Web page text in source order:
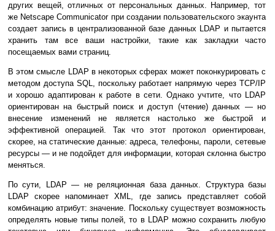
других вещей, отличных от персональных данных. Например, тот
же Netscape Communicator при создании пользовательского экаунта
создает запись в централизованной базе данных LDAP и пытается
хранить там все ваши настройки, такие как закладки часто
посещаемых вами страниц.
В этом смысле LDAP в некоторых сферах может поконкурировать с
методом доступа SQL, поскольку работает напрямую через TCP/IP
и хорошо адаптирован к работе в сети. Однако учтите, что LDAP
ориентирован на быстрый поиск и доступ (чтение) данных — но
внесение изменений не является настолько же быстрой и
эффективной операцией. Так что этот протокол ориентирован,
скорее, на статические данные: адреса, телефоны, пароли, сетевые
ресурсы — и не подойдет для информации, которая склонна быстро
меняться.
По сути, LDAP — не реляционная база данных. Структура базы
LDAP скорее напоминает XML, где запись представляет собой
комбинацию атрибут: значение. Поскольку существует возможность
определять новые типы полей, то в LDAP можно сохранить любую